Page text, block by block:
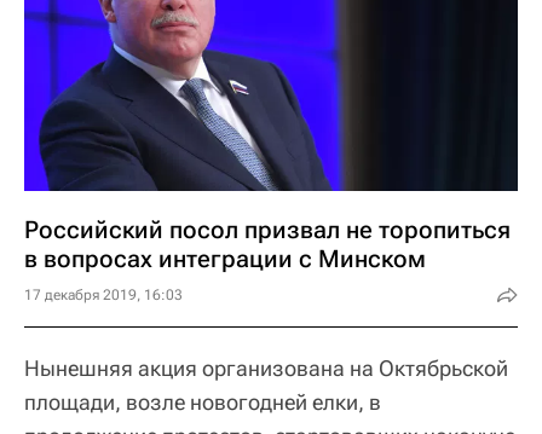
Российский посол призвал не торопиться
в вопросах интеграции с Минском
17 декабря 2019, 16:03
Нынешняя акция организована на Октябрьской
площади, возле новогодней елки, в